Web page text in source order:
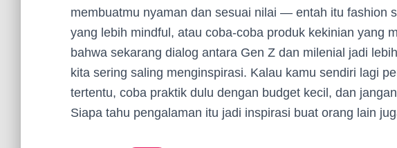
membuatmu nyaman dan sesuai nilai — entah itu fashion
yang lebih mindful, atau coba-coba produk kekinian yang
bahwa sekarang dialog antara Gen Z dan milenial jadi
kita sering saling menginspirasi. Kalau kamu sendiri lagi
tertentu, coba praktik dulu dengan budget kecil, dan
Siapa tahu pengalaman itu jadi inspirasi buat orang lain